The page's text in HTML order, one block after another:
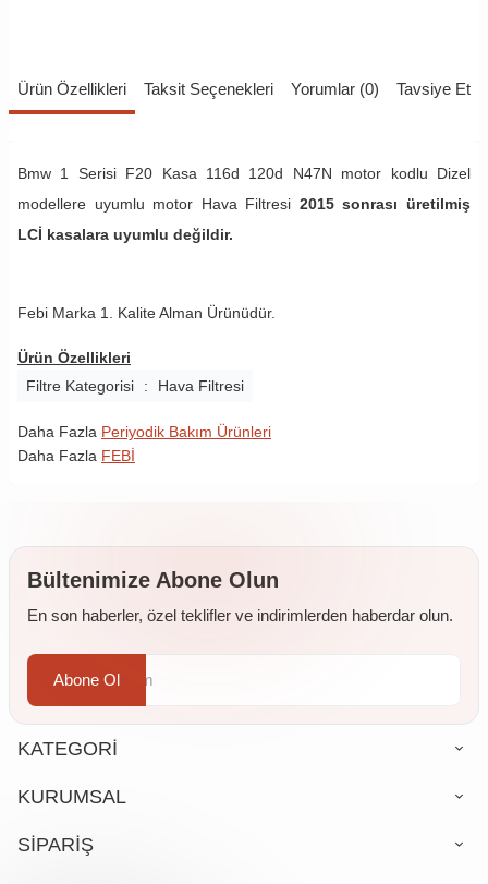
Ürün Özellikleri Taksit Seçenekleri Yorumlar (0) Tavsiye Et
Bmw 1 Serisi F20 Kasa 116d 120d N47N motor kodlu Dizel
modellere uyumlu motor Hava Filtresi 2015 sonrası üretilmiş
LCİ kasalara uyumlu değildir.
Febi Marka 1. Kalite Alman Ürünüdür.
Ürün Özellikleri
Filtre Kategorisi
: Hava Filtresi
Daha Fazla Periyodik Bakım Ürünleri
Daha Fazla FEBİ
Bültenimize Abone Olun
En son haberler, özel teklifler ve indirimlerden haberdar olun.
Abone Ol
KATEGORİ
KURUMSAL
SİPARİŞ